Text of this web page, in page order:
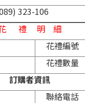
323-106
禮 明 細
花禮編號
花禮數量
訂購者資訊
聯絡電話